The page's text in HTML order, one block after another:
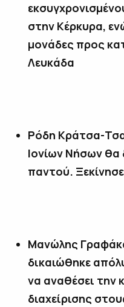
στην Κέρκυρα,
μονάδες προς
Λευκάδα
Ρόδη Κράτσα-
Ιονίων Νήσων θα
παντού.
Μανώλης
δικαιώθηκε
να αναθέσει την
διαχείρισης